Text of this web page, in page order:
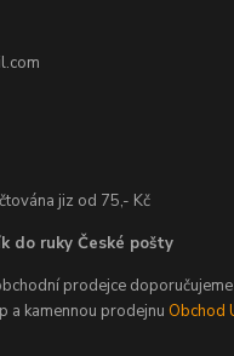
jiz od 75,- Kč
do ruky České pošty
prodejce
a kamennou prodejnu Obchod